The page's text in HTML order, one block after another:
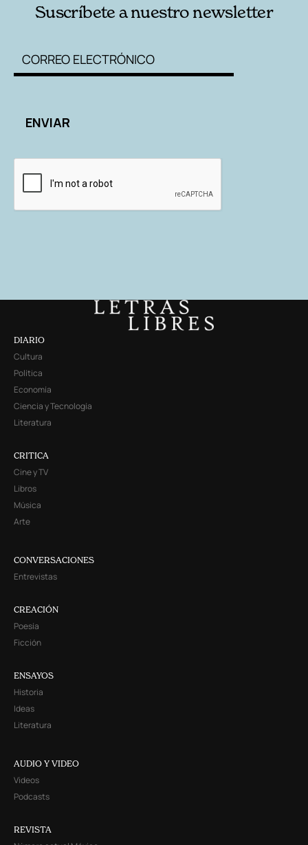
Suscríbete a nuestro newsletter
DIARIO
Cultura
Política
Economía
Ciencia y Tecnología
Literatura
CRITICA
Cine y TV
Libros
Música
Arte
CONVERSACIONES
Entrevistas
CREACIÓN
Poesía
Ficción
ENSAYOS
Historia
Ideas
Literatura
AUDIO Y VIDEO
Videos
Podcasts
REVISTA